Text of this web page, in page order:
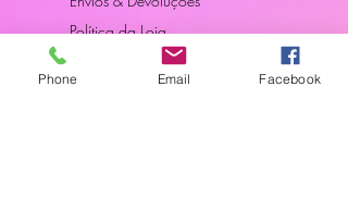
Política da Loja
Phone Email Facebook